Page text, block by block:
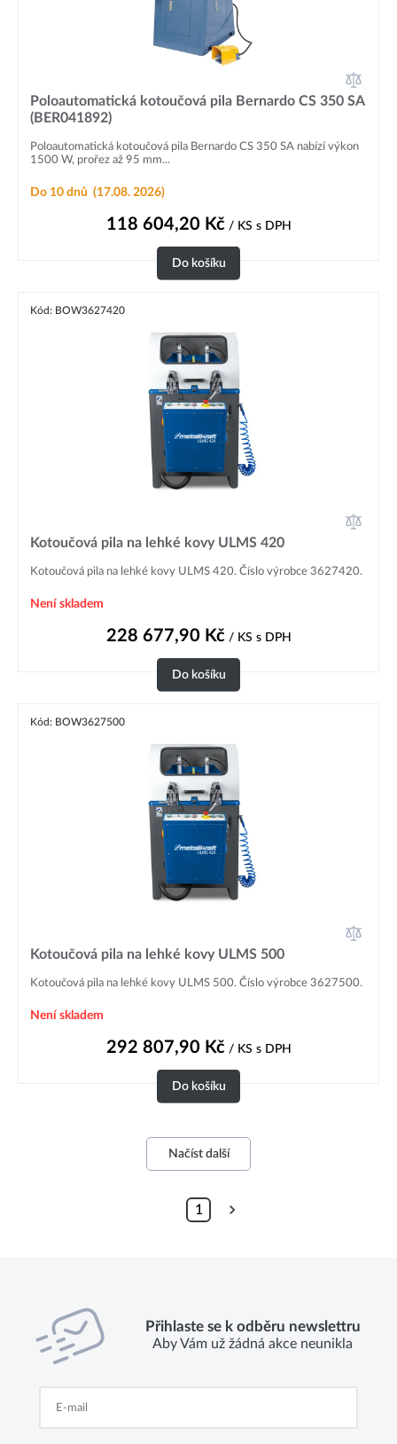
Poloautomatická kotoučová pila Bernardo CS 350 SA
(BER041892)
Poloautomatická kotoučová pila Bernardo CS 350 SA nabízí výkon
1500 W, prořez až 95 mm...
Do 10 dnů (17.08. 2026)
118 604,20 Kč/ KS s DPH
Do košíku
Kód: BOW3627420
Kotoučová pila na lehké kovy ULMS 420
Kotoučová pila na lehké kovy ULMS 420. Číslo výrobce 3627420.
Není skladem
228 677,90 Kč/ KS s DPH
Do košíku
Kód: BOW3627500
Kotoučová pila na lehké kovy ULMS 500
Kotoučová pila na lehké kovy ULMS 500. Číslo výrobce 3627500.
Není skladem
292 807,90 Kč/ KS s DPH
Do košíku
Načíst další
1
Přihlaste se k odběru newslettru
Aby Vám už žádná akce neunikla